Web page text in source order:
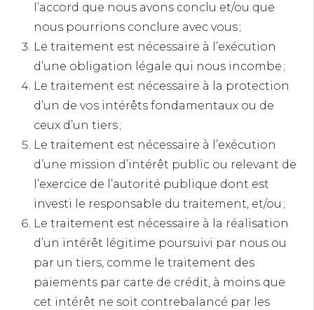
l’accord que nous avons conclu et/ou que
nous pourrions conclure avec vous ;
Le traitement est nécessaire à l’exécution
d’une obligation légale qui nous incombe ;
Le traitement est nécessaire à la protection
d’un de vos intérêts fondamentaux ou de
ceux d’un tiers ;
Le traitement est nécessaire à l’exécution
d’une mission d’intérêt public ou relevant de
l’exercice de l’autorité publique dont est
investi le responsable du traitement, et/ou ;
Le traitement est nécessaire à la réalisation
d’un intérêt légitime poursuivi par nous ou
par un tiers, comme le traitement des
paiements par carte de crédit, à moins que
cet intérêt ne soit contrebalancé par les